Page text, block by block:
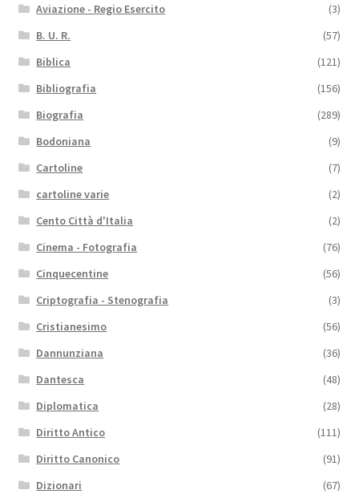
Aviazione - Regio Esercito
(3)
B. U. R.
(57)
Biblica
(121)
Bibliografia
(156)
Biografia
(289)
Bodoniana
(9)
Cartoline
(7)
cartoline varie
(2)
Cento Città d'Italia
(2)
Cinema - Fotografia
(76)
Cinquecentine
(56)
Criptografia - Stenografia
(3)
Cristianesimo
(56)
Dannunziana
(36)
Dantesca
(48)
Diplomatica
(28)
Diritto Antico
(111)
Diritto Canonico
(91)
Dizionari
(67)